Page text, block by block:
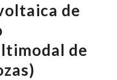
de
de